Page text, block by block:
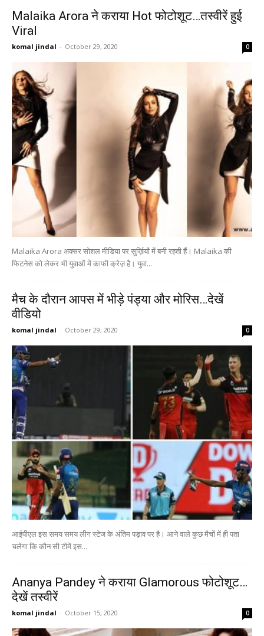
Malaika Arora ने कराया Hot फोटोशूट…तस्वीरें हुई
Viral
komal jindal - October 29, 2020 0
Malaika Arora अक्सर सोशल मीडिया पर सुर्ख़ियों में बनी रहती हैं। Malaika की
फिटनेस को लेकर भी युवाओं में काफी क्रेज़ है। युवा...
मैच के दौरान आपस में भीड़े पंड्या और मोरिस…देखें
वीडियो
komal jindal - October 29, 2020 0
आईपीएल इस समय समय लीग स्टेज के अंतिम पड़ाव पर है। आने वाले कुछ मैचों में ही पता
चलेगा कि कौन सी टीमें इस...
Ananya Pandey ने कराया Glamorous फोटोशूट…
देखें तस्वीरें
komal jindal - October 15, 2020 0